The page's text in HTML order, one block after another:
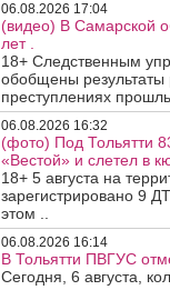
06.08.2026 17:04
(видео) В Самарской
лет .
18+ Следственным
обобщены результаты
преступлениях
06.08.2026 16:32
(фото) Под Тольятти
«Вестой» и слетел в
18+ 5 августа на
зарегистрировано 9
этом ..
06.08.2026 16:14
В Тольятти ПВГУС
Сегодня, 6 августа,